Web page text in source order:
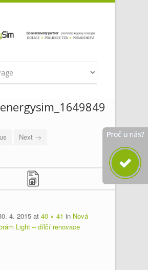
Next →
4. 2015 at 40 × 41 in Nová
Light – dílčí renovace